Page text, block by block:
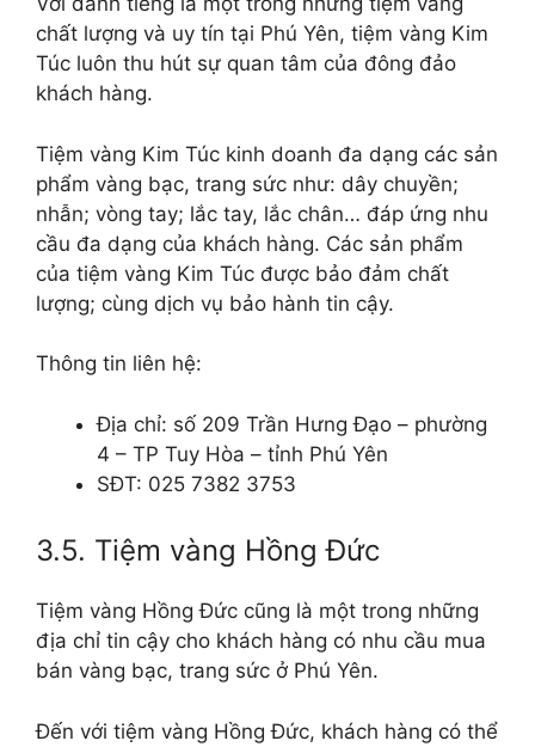
chất lượng và uy tín tại Phú Yên, tiệm vàng Kim
Túc luôn thu hút sự quan tâm của đông đảo
khách hàng.
Tiệm vàng Kim Túc kinh doanh đa dạng các sản
phẩm vàng bạc, trang sức như: dây chuyền;
nhẫn; vòng tay; lắc tay, lắc chân… đáp ứng nhu
cầu đa dạng của khách hàng. Các sản phẩm
của tiệm vàng Kim Túc được bảo đảm chất
lượng; cùng dịch vụ bảo hành tin cậy.
Thông tin liên hệ:
Địa chỉ: số 209 Trần Hưng Đạo – phường
4 – TP Tuy Hòa – tỉnh Phú Yên
SĐT: 025 7382 3753
3.5. Tiệm vàng Hồng Đức
Tiệm vàng Hồng Đức cũng là một trong những
địa chỉ tin cậy cho khách hàng có nhu cầu mua
bán vàng bạc, trang sức ở Phú Yên.
Đến với tiệm vàng Hồng Đức, khách hàng có thể